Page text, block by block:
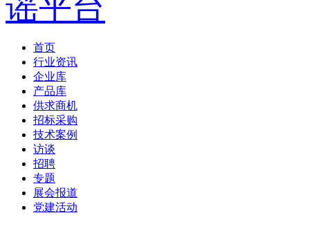
首页
行业资讯
企业库
产品库
供求商机
招标采购
技术案例
访谈
招聘
专题
展会报道
党建活动